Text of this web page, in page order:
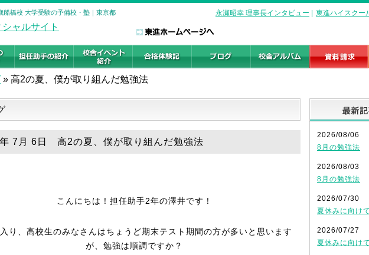
橋校 大学受験の予備校・塾｜東京都 永瀬昭幸 理事長インタビュー 東進ハイスクー
» 高2の夏、僕が取り組んだ勉強法
7月 6日 高2の夏、僕が取り組んだ勉強法
こんにちは！担任助手2年の澤井です！
り、高校生のみなさんはちょうど期末テスト期間の方が多いと思います
が、勉強は順調ですか？
2026/08/06
8月の勉強法
2026/08/03
8月の勉強法
2026/07/30
夏休みに向けて
2026/07/27
夏休みに向けて